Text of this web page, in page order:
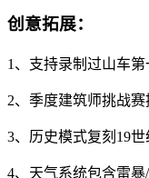
创意拓展：
1、支持录制过山车
2、季度建筑师挑战
3、历史模式复刻19
4、天气系统包含雷